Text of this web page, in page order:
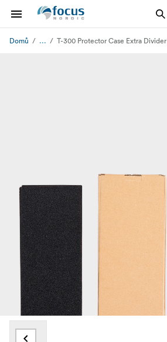
Domů ... T-300 Protector Case Extra Divider